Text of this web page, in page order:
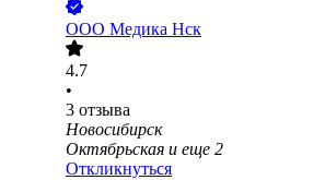
ООО Медика Нск
4.7
•
3 отзыва
Новосибирск
Октябрьская и еще 2
Откликнуться